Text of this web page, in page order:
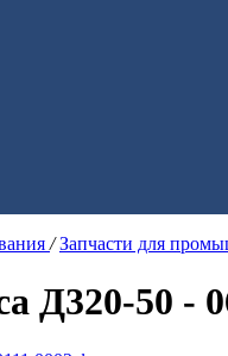
/ Запчасти для
Д320-50 -